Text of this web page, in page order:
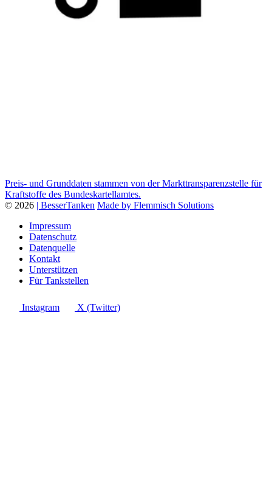
Preis- und Grunddaten stammen von der Markttransparenzstelle für
Kraftstoffe des Bundeskartellamtes.
© 2026 | BesserTanken Made by Flemmisch Solutions
Impressum
Datenschutz
Datenquelle
Kontakt
Unterstützen
Für Tankstellen
Instagram X (Twitter)